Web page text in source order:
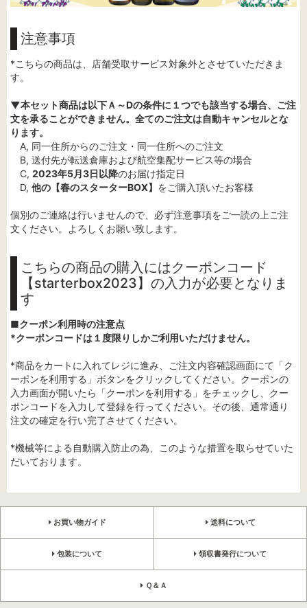
注意事項
*こちらの商品は、店舗受取サービス対象外とさせていただきま
す。
▼本セット商品は以下Ａ～Dの条件に１つでも該当する場合、ご注
文を承ることができません。全てのご注文は自動キャンセルとな
ります。
A, 同一住所からのご注文・同一住所へのご注文
B, 送付先が転送倉庫および航空集配サービス等の場合
C, 2023年5月3日以降のお届け指定日
D, 他の【春のスターターBOX】 をご購入頂いたお客様
個別のご連絡は行いませんので、必ず注意事項をご一読の上ご注
文ください。よろしくお願い致します。
こちらの商品の購入にはクーポンコード
【starterbox2023】の入力が必要となりま
す
■クーポン利用時の注意点
*クーポンコードは１度限りしかご利用いただけません。
*商品をカートに入れてレジに進み、ご注文内容確認画面にて「ク
ーポンを利用する」ボタンをクリックしてください。クーポンの
入力画面が開いたら「クーポンを利用する」をチェックし、クー
ポンコードを入力して登録を行ってください。その後、通常通り
注文の確定を行い完了させてください。
*機械等による自動購入防止の為、このような措置を取らせていた
だいております。
お買い物ガイド 送料について
包装について 領収書発行について
Ｑ＆Ａ